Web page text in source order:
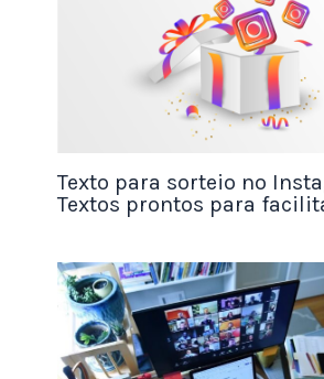
Esta é uma ótima maneira de
extra sem ter que mudar seu
Renda extra com programa de
ganhem dinheiro indicando
maneira de começar a ganhar
Com este programa, você pode
amigos e familiares para usar um
produto ou serviço e receber uma
Texto para sorteio no
Textos prontos para